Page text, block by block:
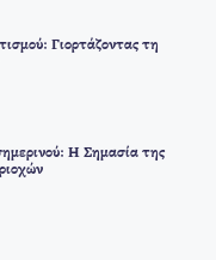
Γιορτάζοντας τη
Η Σημασία της